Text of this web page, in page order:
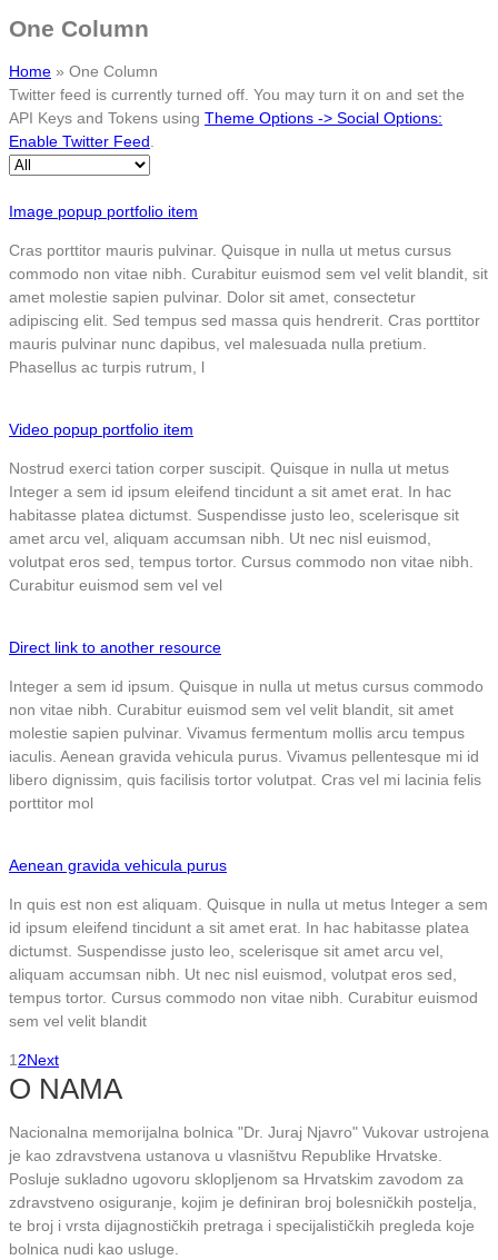
One Column
Home » One Column
Twitter feed is currently turned off. You may turn it on and set the
API Keys and Tokens using Theme Options -> Social Options:
Enable Twitter Feed
Image popup portfolio item
Cras porttitor mauris pulvinar. Quisque in nulla ut metus cursus
commodo non vitae nibh. Curabitur euismod sem vel velit blandit, sit
amet molestie sapien pulvinar. Dolor sit amet, consectetur
adipiscing elit. Sed tempus sed massa quis hendrerit. Cras porttitor
mauris pulvinar nunc dapibus, vel malesuada nulla pretium.
Phasellus ac turpis rutrum, l
Video popup portfolio item
Nostrud exerci tation corper suscipit. Quisque in nulla ut metus
Integer a sem id ipsum eleifend tincidunt a sit amet erat. In hac
habitasse platea dictumst. Suspendisse justo leo, scelerisque sit
amet arcu vel, aliquam accumsan nibh. Ut nec nisl euismod,
volutpat eros sed, tempus tortor. Cursus commodo non vitae nibh.
Curabitur euismod sem vel vel
Direct link to another resource
Integer a sem id ipsum. Quisque in nulla ut metus cursus commodo
non vitae nibh. Curabitur euismod sem vel velit blandit, sit amet
molestie sapien pulvinar. Vivamus fermentum mollis arcu tempus
iaculis. Aenean gravida vehicula purus. Vivamus pellentesque mi id
libero dignissim, quis facilisis tortor volutpat. Cras vel mi lacinia felis
porttitor mol
Aenean gravida vehicula purus
In quis est non est aliquam. Quisque in nulla ut metus Integer a sem
id ipsum eleifend tincidunt a sit amet erat. In hac habitasse platea
dictumst. Suspendisse justo leo, scelerisque sit amet arcu vel,
aliquam accumsan nibh. Ut nec nisl euismod, volutpat eros sed,
tempus tortor. Cursus commodo non vitae nibh. Curabitur euismod
sem vel velit blandit
1 2Next
O NAMA
Nacionalna memorijalna bolnica "Dr. Juraj Njavro" Vukovar ustrojena
je kao zdravstvena ustanova u vlasništvu Republike Hrvatske.
Posluje sukladno ugovoru sklopljenom sa Hrvatskim zavodom za
zdravstveno osiguranje, kojim je definiran broj bolesničkih postelja,
te broj i vrsta dijagnostičkih pretraga i specijalističkih pregleda koje
bolnica nudi kao usluge.